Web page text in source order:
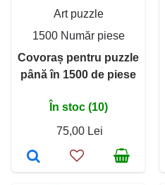
Art puzzle
1500 Număr piese
Covoraș pentru puzzle
până în 1500 de piese
În stoc (10)
75,00 Lei